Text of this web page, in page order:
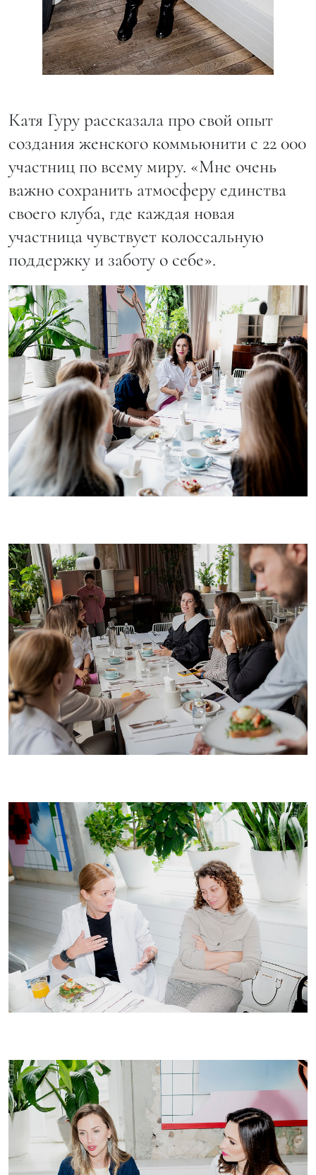
Катя Гуру рассказала про свой опыт
создания женского коммьюнити с 22 000
участниц по всему миру. «Мне очень
важно сохранить атмосферу единства
своего клуба, где каждая новая
участница чувствует колоссальную
поддержку и заботу о себе».